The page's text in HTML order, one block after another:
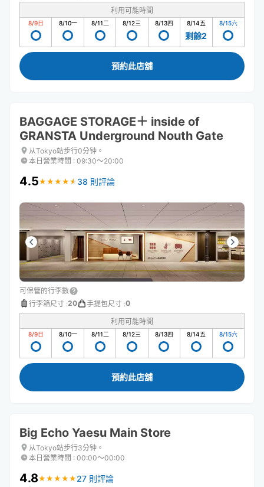
利用可能時間
8/9日 8/10一 8/11二 8/12三 8/13四 8/14五
剩餘2
8/15六
預約此店舖
BAGGAGE STORAGE＋ inside of
GRANSTA Underground Nouth Gate
从Tokyo站步行0分钟。
本日營業時間 : 09:30〜20:00
4.5★ ★ ★ ★ ★
★ ★ ★ ★ ★ 38 則評論
可保管的行李數
行李箱尺寸 :20 手提包尺寸 :0
利用可能時間
8/9日 8/10一 8/11二 8/12三 8/13四 8/14五 8/15六
預約此店舖
Big Echo Yaesu Main Store
从Tokyo站步行3分钟。
本日營業時間 : 00:00〜00:00
4.8★ ★ ★ ★ ★
★ ★ ★ ★ ★ 27 則評論